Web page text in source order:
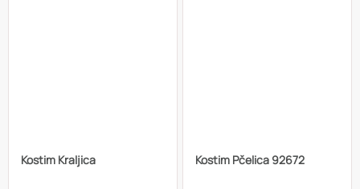
Kostim Kraljica Kostim Pčelica 92672